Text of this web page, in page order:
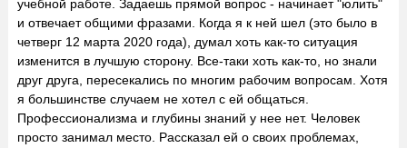
учебной работе. Задаешь прямой вопрос - начинает "юлить"
и отвечает общими фразами. Когда я к ней шел (это было в
четверг 12 марта 2020 года), думал хоть как-то ситуация
изменится в лучшую сторону. Все-таки хоть как-то, но знали
друг друга, пересекались по многим рабочим вопросам. Хотя
я большинстве случаем не хотел с ей общаться.
Профессионализма и глубины знаний у нее нет. Человек
просто занимал место. Рассказал ей о своих проблемах,